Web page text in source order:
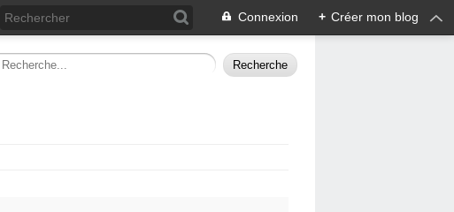
Connexion + Créer mon blog